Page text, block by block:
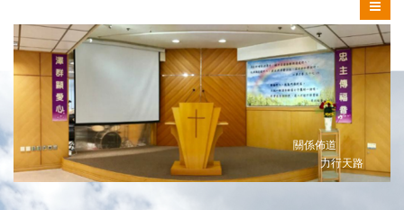
關係佈道
力行天路